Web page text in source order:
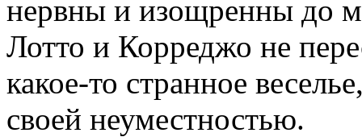
нервны и изощренны до
Лотто и Корреджо не
какое-то странное
своей неуместностью.